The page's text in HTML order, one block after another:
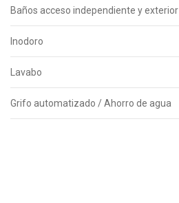
Baños acceso independiente y exterior
Inodoro
Lavabo
Grifo automatizado / Ahorro de agua